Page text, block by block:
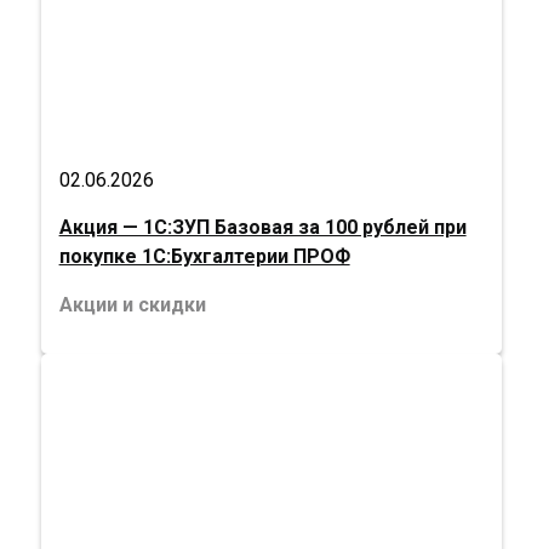
02.06.2026
Акция — 1С:ЗУП Базовая за 100 рублей при
покупке 1С:Бухгалтерии ПРОФ
Акции и скидки